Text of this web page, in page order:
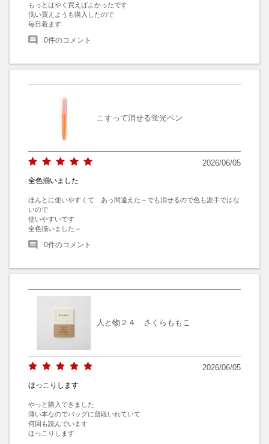
もっとはやく買えばよかったです
洗い買えようも購入したので
毎日着ます
0件のコメント
こすって消せる蛍光ペン
2026/06/05
全色揃いました
ほんとに使いやすくて　あっ間違えた～でも消せるので色も派手ではな
いので
使いやすいです
全色揃いました～
0件のコメント
人と物２４ さくらももこ
2026/06/05
ほっこりします
やっと購入できました
薄い本なのでバッグに普段いれていて
何回も読んでいます
ほっこりします